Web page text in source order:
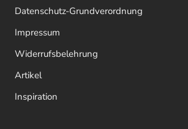
Datenschutz-Grundverordnung
Impressum
Widerrufsbelehrung
Artikel
Inspiration